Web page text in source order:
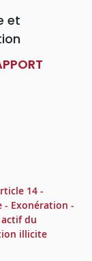
et
14 -
- Exonération -
du
illicite